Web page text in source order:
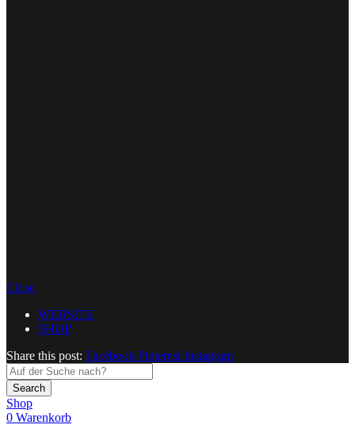
Close
WEBSITE
SHOP
Share this post: Facebook Pinterest Instagram
Search
Shop
0 Warenkorb